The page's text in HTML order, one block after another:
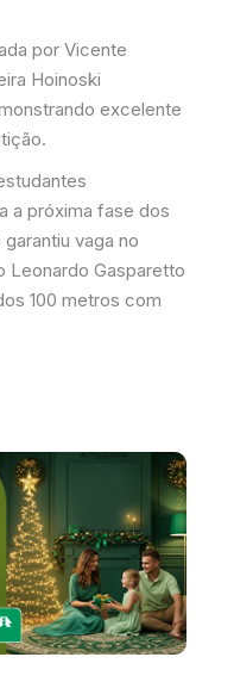
por Vicente
Hoinoski
excelente
a próxima fase dos
vaga no
Leonardo Gasparetto
100 metros com